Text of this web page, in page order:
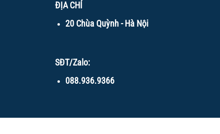
ĐỊA CHỈ
20 Chùa Quỳnh - Hà Nội
SĐT/Zalo:
088.936.9366